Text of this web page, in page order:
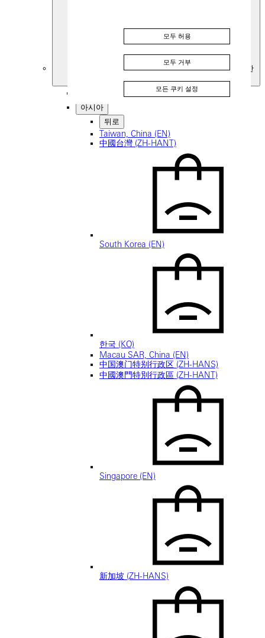
대한
민국
아시아
뒤로
Taiwan, China (EN)
中國台灣 (ZH-HANT)
South Korea (EN)
한국 (KO)
Macau SAR, China (EN)
中国澳门特别行政区 (ZH-HANS)
中國澳門特別行政區 (ZH-HANT)
Singapore (EN)
新加坡 (ZH-HANS)
모두 허용
모두 거부
모든 쿠키 설정